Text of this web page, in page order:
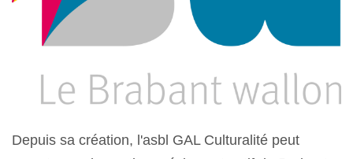
Depuis sa création, l'asbl GAL Culturalité peut